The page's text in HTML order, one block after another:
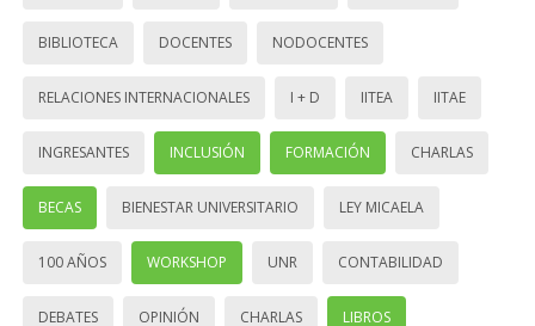
BIBLIOTECA DOCENTES NODOCENTES
RELACIONES INTERNACIONALES I + D IITEA IITAE
INGRESANTES INCLUSIÓN FORMACIÓN CHARLAS
BECAS BIENESTAR UNIVERSITARIO LEY MICAELA
100 AÑOS WORKSHOP UNR CONTABILIDAD
DEBATES OPINIÓN CHARLAS LIBROS